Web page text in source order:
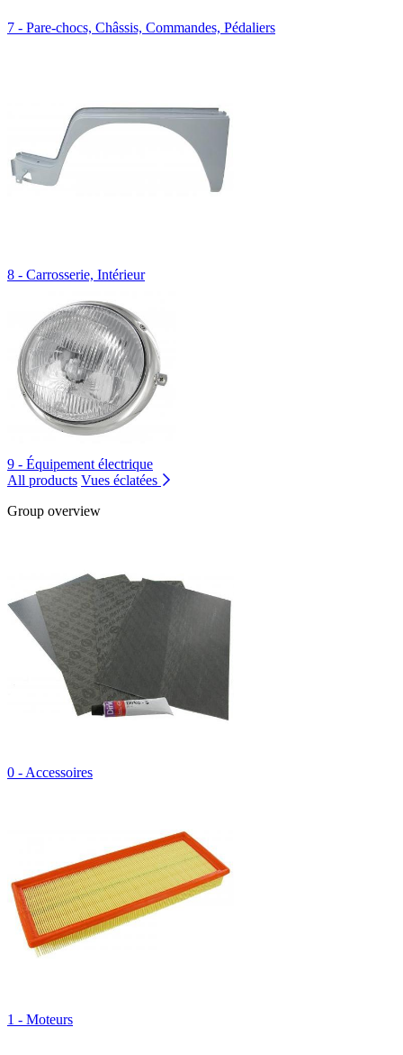
7 - Pare-chocs, Châssis, Commandes, Pédaliers
8 - Carrosserie, Intérieur
9 - Équipement électrique
All products Vues éclatées
Group overview
0 - Accessoires
1 - Moteurs